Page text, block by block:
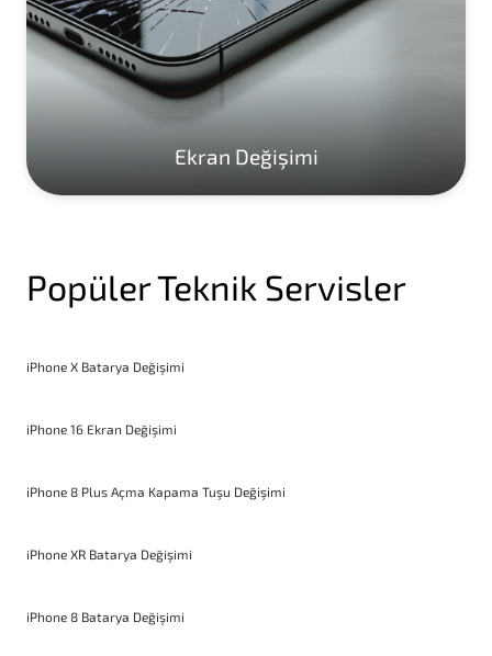
Ekran Değişimi
Popüler Teknik Servisler
iPhone X Batarya Değişimi
iPhone 16 Ekran Değişimi
iPhone 8 Plus Açma Kapama Tuşu Değişimi
iPhone XR Batarya Değişimi
iPhone 8 Batarya Değişimi